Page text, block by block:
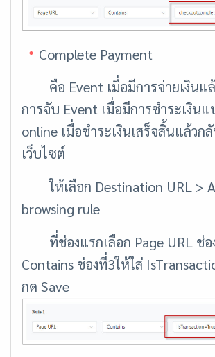
Complete Payment
คือ Event เมื่อมีการจ่ายเงินแล้
การจับ Event เมื่อมีการชำระเงิน
online เมื่อชำระเงินเสร็จสิ้นแล้วก
เว็บไซต์
ให้เลือก Destination URL >
browsing rule
ที่ช่องแรกเลือก Page URL ช่อ
Contains ช่องที่3ให้ใส่
กด Save